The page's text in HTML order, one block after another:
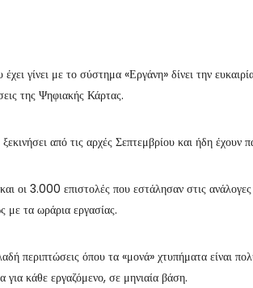
γίνει με το σύστημα «Εργάνη» δίνει την
της Ψηφιακής Κάρτας.
ξεκινήσει από τις αρχές Σεπτεμβρίου και ήδη
οι 3.000 επιστολές που εστάλησαν στις
με τα ωράρια εργασίας.
περιπτώσεις όπου τα «μονά» χτυπήματα είναι
για κάθε εργαζόμενο, σε μηνιαία βάση.